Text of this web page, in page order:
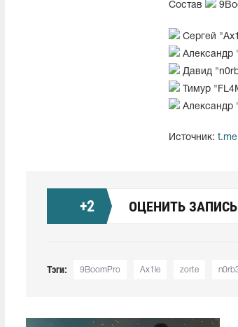
Состав
Сергей
Александр
Давид
Тимур
Александр
Источник: t.me
+2 ОЦЕНИТЬ ЗАПИСЬ
Тэги: 9BoomPro Ax1le zorte